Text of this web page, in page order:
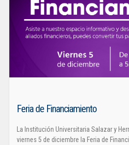
Feria de Financiamiento
La Institución Universitaria Salazar y
viernes 5 de diciembre la Feria de